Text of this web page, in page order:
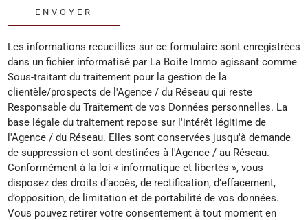
ENVOYER
Les informations recueillies sur ce formulaire sont enregistrées
dans un fichier informatisé par La Boite Immo agissant comme
Sous-traitant du traitement pour la gestion de la
clientèle/prospects de l'Agence / du Réseau qui reste
Responsable du Traitement de vos Données personnelles. La
base légale du traitement repose sur l'intérêt légitime de
l'Agence / du Réseau. Elles sont conservées jusqu'à demande
de suppression et sont destinées à l'Agence / au Réseau.
Conformément à la loi « informatique et libertés », vous
disposez des droits d’accès, de rectification, d’effacement,
d’opposition, de limitation et de portabilité de vos données.
Vous pouvez retirer votre consentement à tout moment en